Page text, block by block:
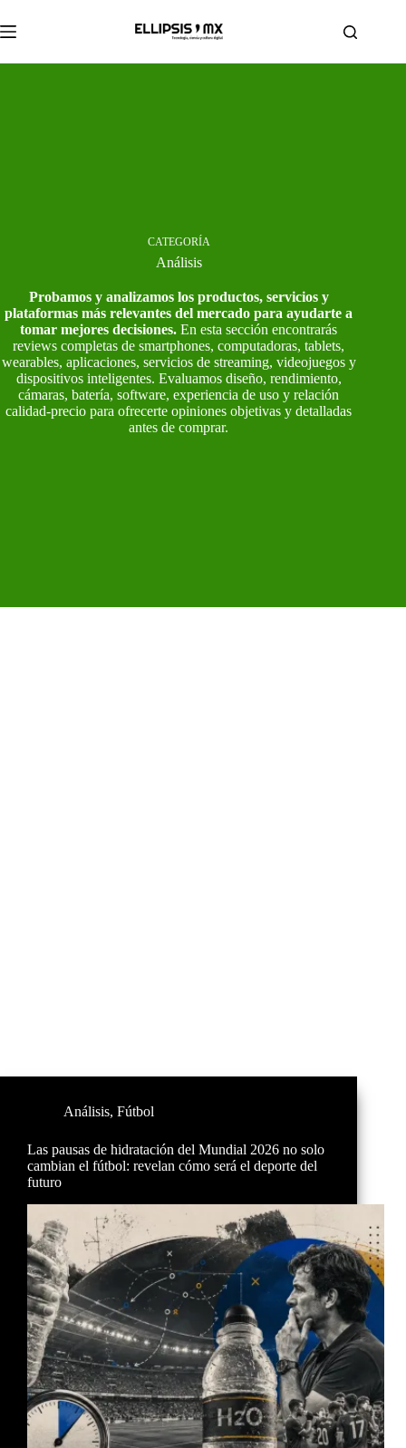
al
contenido
CATEGORÍA
Análisis
Probamos y analizamos los productos, servicios y
plataformas más relevantes del mercado para ayudarte a
tomar mejores decisiones. En esta sección encontrarás
reviews completas de smartphones, computadoras, tablets,
wearables, aplicaciones, servicios de streaming, videojuegos y
dispositivos inteligentes. Evaluamos diseño, rendimiento,
cámaras, batería, software, experiencia de uso y relación
calidad-precio para ofrecerte opiniones objetivas y detalladas
antes de comprar.
Análisis, Fútbol
Las pausas de hidratación del Mundial 2026 no solo
cambian el fútbol: revelan cómo será el deporte del
futuro